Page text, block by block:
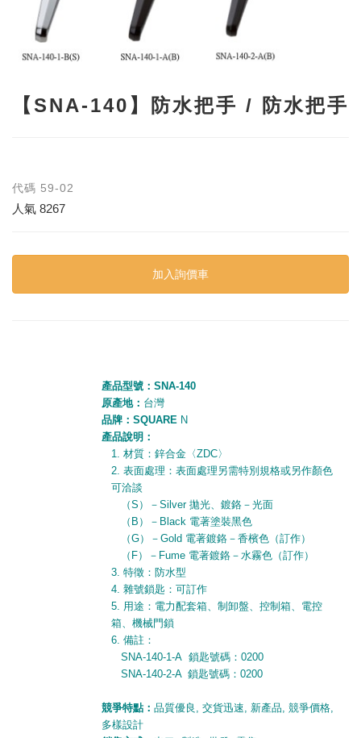
【SNA-140】防水把手 / 防水把手
代碼 59-02
人氣 8267
加入詢價車
產品型號：S NA-140
原產地： 台灣
品牌：SQUARE N
產品說明：
1. 材質：鋅合金〈ZDC〉
2. 表面處理：表面處理另需特別規格或另作顏色
可洽談
（S ）－ Silver 拋光、鍍鉻－光面
（ B ）－ Black 電著塗裝黑色
（G）－ Gold 電著鍍鉻－香檳色（訂作）
（ F）－ Fume 電著鍍鉻－水霧色（訂作）
3. 特徵：防水型
4. 雜號鎖匙：可訂作
5. 用途：電力配套箱、制卸盤、控制箱、電控
箱、機械門鎖
6. 備註：
SNA-140-1-A 鎖匙號碼： 0200
SNA-140-2-A 鎖匙號碼： 0200
競爭特點： 品質優良 , 交貨迅速, 新產品, 競爭價格,
多樣設計